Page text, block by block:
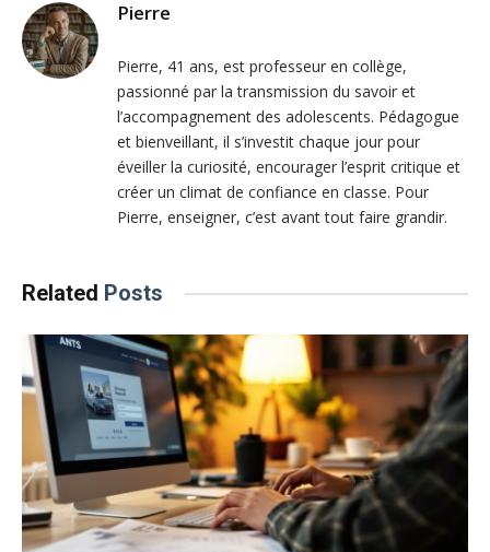
Pierre
Pierre, 41 ans, est professeur en collège,
passionné par la transmission du savoir et
l’accompagnement des adolescents. Pédagogue
et bienveillant, il s’investit chaque jour pour
éveiller la curiosité, encourager l’esprit critique et
créer un climat de confiance en classe. Pour
Pierre, enseigner, c’est avant tout faire grandir.
Related Posts